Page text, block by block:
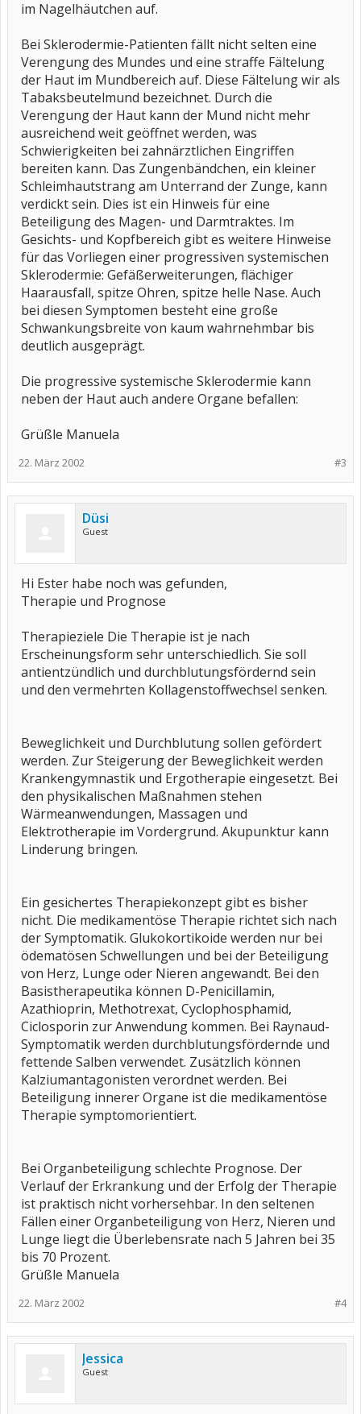
im Nagelhäutchen auf.
Bei Sklerodermie-Patienten fällt nicht selten eine
Verengung des Mundes und eine straffe Fältelung
der Haut im Mundbereich auf. Diese Fältelung wir als
Tabaksbeutelmund bezeichnet. Durch die
Verengung der Haut kann der Mund nicht mehr
ausreichend weit geöffnet werden, was
Schwierigkeiten bei zahnärztlichen Eingriffen
bereiten kann. Das Zungenbändchen, ein kleiner
Schleimhautstrang am Unterrand der Zunge, kann
verdickt sein. Dies ist ein Hinweis für eine
Beteiligung des Magen- und Darmtraktes. Im
Gesichts- und Kopfbereich gibt es weitere Hinweise
für das Vorliegen einer progressiven systemischen
Sklerodermie: Gefäßerweiterungen, flächiger
Haarausfall, spitze Ohren, spitze helle Nase. Auch
bei diesen Symptomen besteht eine große
Schwankungsbreite von kaum wahrnehmbar bis
deutlich ausgeprägt.
Die progressive systemische Sklerodermie kann
neben der Haut auch andere Organe befallen:
Grüßle Manuela
#3
22. März 2002
Düsi
Guest
Hi Ester habe noch was gefunden,
Therapie und Prognose
Therapieziele Die Therapie ist je nach
Erscheinungsform sehr unterschiedlich. Sie soll
antientzündlich und durchblutungsfördernd sein
und den vermehrten Kollagenstoffwechsel senken.
Beweglichkeit und Durchblutung sollen gefördert
werden. Zur Steigerung der Beweglichkeit werden
Krankengymnastik und Ergotherapie eingesetzt. Bei
den physikalischen Maßnahmen stehen
Wärmeanwendungen, Massagen und
Elektrotherapie im Vordergrund. Akupunktur kann
Linderung bringen.
Ein gesichertes Therapiekonzept gibt es bisher
nicht. Die medikamentöse Therapie richtet sich nach
der Symptomatik. Glukokortikoide werden nur bei
ödematösen Schwellungen und bei der Beteiligung
von Herz, Lunge oder Nieren angewandt. Bei den
Basistherapeutika können D-Penicillamin,
Azathioprin, Methotrexat, Cyclophosphamid,
Ciclosporin zur Anwendung kommen. Bei Raynaud-
Symptomatik werden durchblutungsfördernde und
fettende Salben verwendet. Zusätzlich können
Kalziumantagonisten verordnet werden. Bei
Beteiligung innerer Organe ist die medikamentöse
Therapie symptomorientiert.
Bei Organbeteiligung schlechte Prognose. Der
Verlauf der Erkrankung und der Erfolg der Therapie
ist praktisch nicht vorhersehbar. In den seltenen
Fällen einer Organbeteiligung von Herz, Nieren und
Lunge liegt die Überlebensrate nach 5 Jahren bei 35
bis 70 Prozent.
Grüßle Manuela
#4
22. März 2002
Jessica
Guest